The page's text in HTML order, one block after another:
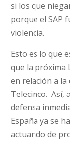
si los que
porque el SAP
violencia.
Esto es lo que
que la próxima
en relación a la
Telecinco. Así,
defensa
España ya se
actuando de